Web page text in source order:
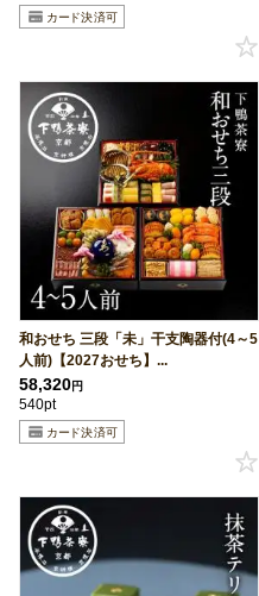
和おせち 三段「未」干支陶器付(4～5
人前)【2027おせち】...
58,320円
540pt